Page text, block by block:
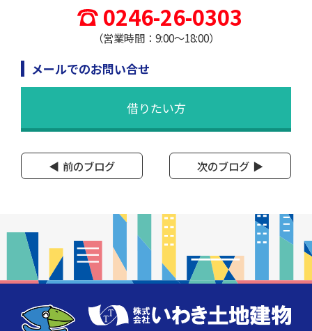
0246-26-0303
（営業時間：9:00～18:00）
メールでのお問い合せ
借りたい方
前のブログ 次のブログ